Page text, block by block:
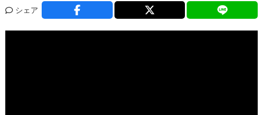
シェア